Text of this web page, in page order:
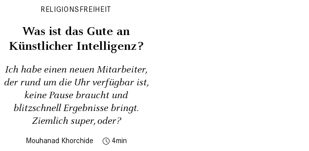
RELIGIONSFREIHEIT
Was ist das Gute an
Künstlicher Intelligenz?
Ich habe einen neuen Mitarbeiter,
der rund um die Uhr verfügbar ist,
keine Pause braucht und
blitzschnell Ergebnisse bringt.
Ziemlich super, oder?
Mouhanad Khorchide 4